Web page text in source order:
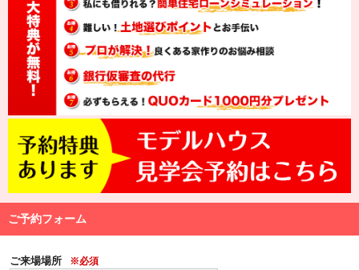
ご予約フォーム
ご来場場所 ※必須